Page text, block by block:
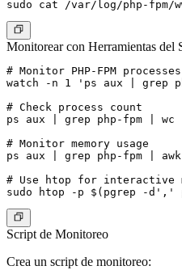
Monitorear con Herramientas del
# Monitor PHP-FPM processes
watch -n 1 'ps aux | grep
# Check process count
ps aux | grep php-fpm |
# Monitor memory usage
ps aux | grep php-fpm |
# Use htop for interactive
Script de Monitoreo
Crea un script de monitoreo: